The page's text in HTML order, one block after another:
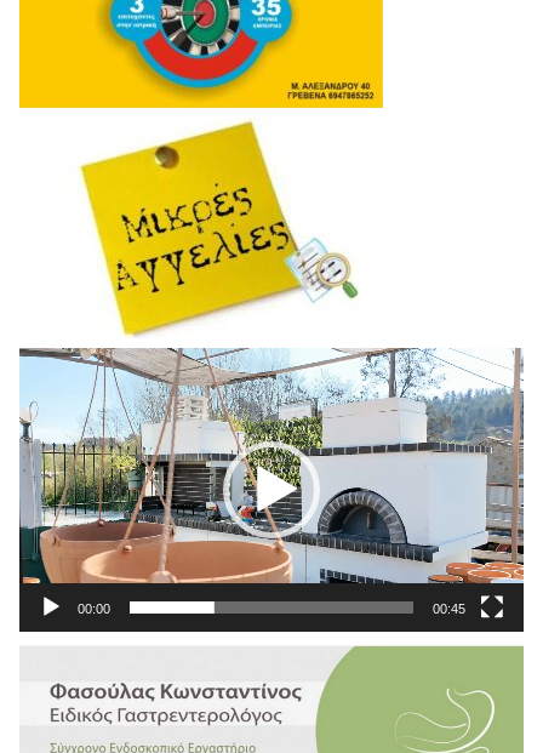
Πρόγραμμα
Αναπαραγωγής
Βίντεο
00:00 00:45